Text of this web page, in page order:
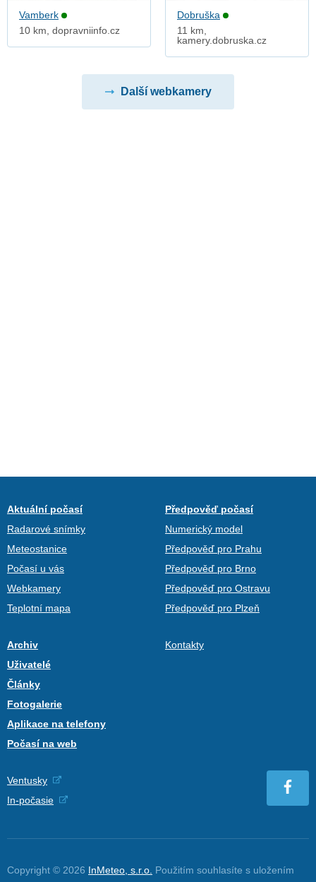
Vamberk
10 km, dopravniinfo.cz
Dobruška
11 km,
kamery.dobruska.cz
Další webkamery
Aktuální počasí
Radarové snímky
Meteostanice
Počasí u vás
Webkamery
Teplotní mapa
Předpověď počasí
Numerický model
Předpověď pro Prahu
Předpověď pro Brno
Předpověď pro Ostravu
Předpověď pro Plzeň
Archiv
Uživatelé
Články
Fotogalerie
Aplikace na telefony
Počasí na web
Kontakty
Ventusky
In-počasie
Copyright © 2026 InMeteo, s.r.o. Použitím souhlasíte s uložením